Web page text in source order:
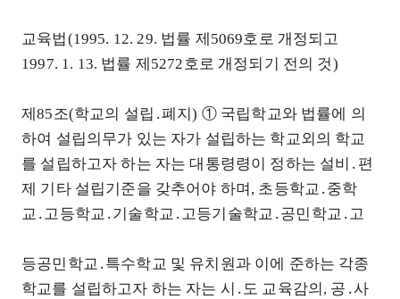
교육법(1995. 12. 29. 법률 제5069호로 개정되고
1997. 1. 13. 법률 제5272호로 개정되기 전의 것)
제85조(학교의 설립․폐지) ① 국립학교와 법률에 의
하여 설립의무가 있는 자가 설립하는 학교외의 학교
를 설립하고자 하는 자는 대통령령이 정하는 설비․편
제 기타 설립기준을 갖추어야 하며, 초등학교․중학
교․고등학교․기술학교․고등기술학교․공민학교․고
등공민학교․특수학교 및 유치원과 이에 준하는 각종
학교를 설립하고자 하는 자는 시․도 교육감의, 공․사